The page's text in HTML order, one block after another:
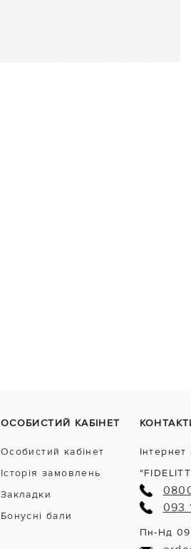
ОСОБИСТИЙ КАБІНЕТ
Особистий кабінет
Історія замовлень
Закладки
Бонусні бали
093
Пн-Нд